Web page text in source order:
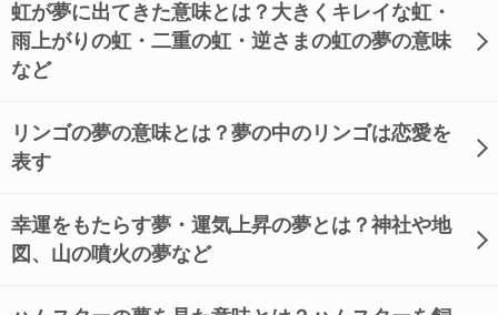
虹が夢に出てきた意味とは？大きくキレイな虹・
雨上がりの虹・二重の虹・逆さまの虹の夢の意味
など
リンゴの夢の意味とは？夢の中のリンゴは恋愛を
表す
幸運をもたらす夢・運気上昇の夢とは？神社や地
図、山の噴火の夢など